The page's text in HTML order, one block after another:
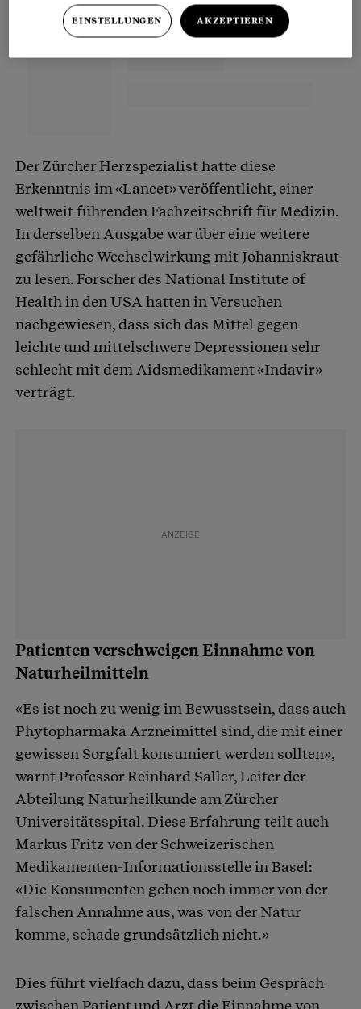
Der Zürcher Herzspezialist hatte diese
Erkenntnis im «Lancet» veröffentlicht, einer
weltweit führenden Fachzeitschrift für Medizin.
In derselben Ausgabe war über eine weitere
gefährliche Wechselwirkung mit Johanniskraut
zu lesen. Forscher des National Institute of
Health in den USA hatten in Versuchen
nachgewiesen, dass sich das Mittel gegen
leichte und mittelschwere Depressionen sehr
schlecht mit dem Aidsmedikament «Indavir»
verträgt.
Patienten verschweigen Einnahme von
Naturheilmitteln
«Es ist noch zu wenig im Bewusstsein, dass auch
Phytopharmaka Arzneimittel sind, die mit einer
gewissen Sorgfalt konsumiert werden sollten»,
warnt Professor Reinhard Saller, Leiter der
Abteilung Naturheilkunde am Zürcher
Universitätsspital. Diese Erfahrung teilt auch
Markus Fritz von der Schweizerischen
Medikamenten-Informationsstelle in Basel:
«Die Konsumenten gehen noch immer von der
falschen Annahme aus, was von der Natur
komme, schade grundsätzlich nicht.»
Dies führt vielfach dazu, dass beim Gespräch
zwischen Patient und Arzt die Einnahme von
EINSTELLUNGEN AKZEPTIEREN